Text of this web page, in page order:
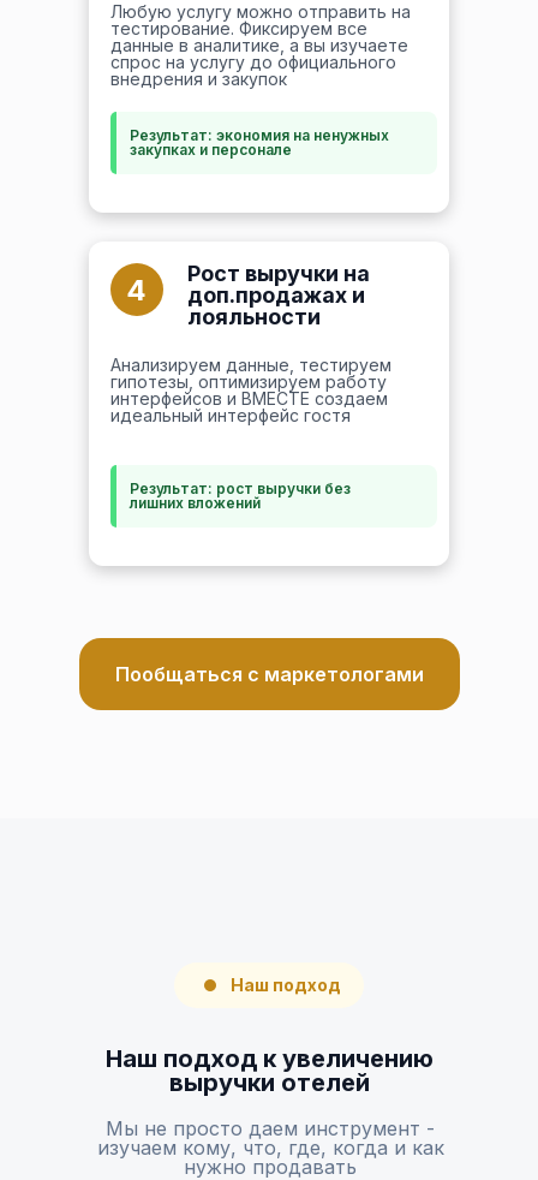
Рост выручки на
доп.продажах и
лояльности
4
Анализируем данные, тестируем
гипотезы, оптимизируем работу
интерфейсов и ВМЕСТЕ создаем
идеальный интерфейс гостя
Любую услугу можно отправить на
тестирование. Фиксируем все
данные в аналитике, а вы изучаете
спрос на услугу до официального
внедрения и закупок
Результат: рост выручки без
лишних вложений
Результат: экономия на ненужных
закупках и персонале
Пообщаться с маркетологами
Наш подход к увеличению
выручки отелей
Наш подход
Мы не просто даем инструмент -
изучаем кому, что, где, когда и как
нужно продавать